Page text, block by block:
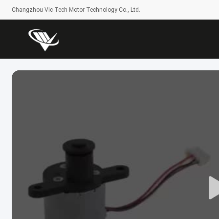
Changzhou Vic-Tech Motor Technology Co., Ltd.